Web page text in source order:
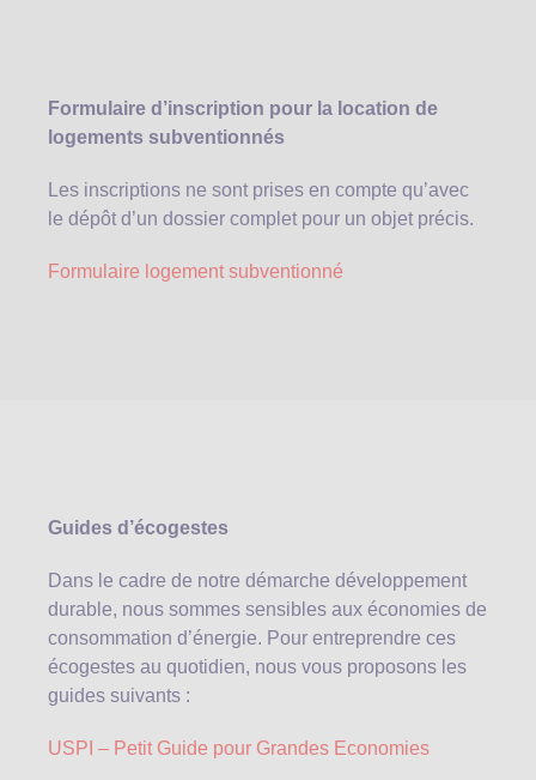
Formulaire d’inscription pour la location de
logements subventionnés
Les inscriptions ne sont prises en compte qu’avec
le dépôt d’un dossier complet pour un objet précis.
Formulaire logement subventionné
Guides d’écogestes
Dans le cadre de notre démarche développement
durable, nous sommes sensibles aux économies de
consommation d’énergie. Pour entreprendre ces
écogestes au quotidien, nous vous proposons les
guides suivants :
USPI – Petit Guide pour Grandes Economies